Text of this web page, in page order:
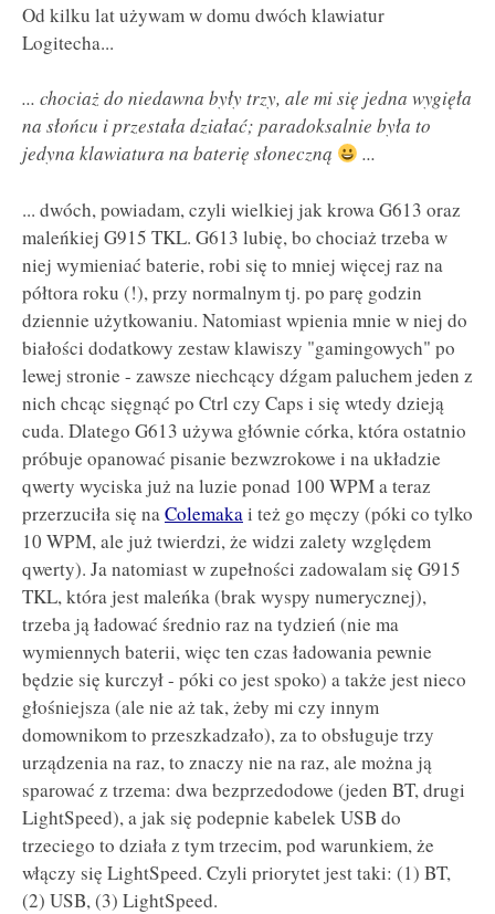
Od kilku lat używam w domu dwóch klawiatur
Logitecha...
... chociaż do niedawna były trzy, ale mi się jedna wygięła
na słońcu i przestała działać; paradoksalnie była to
jedyna klawiatura na baterię słoneczną
...
... dwóch, powiadam, czyli wielkiej jak krowa G613 oraz
maleńkiej G915 TKL. G613 lubię, bo chociaż trzeba w
niej wymieniać baterie, robi się to mniej więcej raz na
półtora roku (!), przy normalnym tj. po parę godzin
dziennie użytkowaniu. Natomiast wpienia mnie w niej do
białości dodatkowy zestaw klawiszy "gamingowych" po
lewej stronie - zawsze niechcący dźgam paluchem jeden z
nich chcąc sięgnąć po Ctrl czy Caps i się wtedy dzieją
cuda. Dlatego G613 używa głównie córka, która ostatnio
próbuje opanować pisanie bezwzrokowe i na układzie
qwerty wyciska już na luzie ponad 100 WPM a teraz
przerzuciła się naColemakai też go męczy (póki co tylko
10 WPM, ale już twierdzi, że widzi zalety względem
qwerty). Ja natomiast w zupełności zadowalam się G915
TKL, która jest maleńka (brak wyspy numerycznej),
trzeba ją ładować średnio raz na tydzień (nie ma
wymiennych baterii, więc ten czas ładowania pewnie
będzie się kurczył - póki co jest spoko) a także jest nieco
głośniejsza (ale nie aż tak, żeby mi czy innym
domownikom to przeszkadzało), za to obsługuje trzy
urządzenia na raz, to znaczy nie na raz, ale można ją
sparować z trzema: dwa bezprzedodowe (jeden BT, drugi
LightSpeed), a jak się podepnie kabelek USB do
trzeciego to działa z tym trzecim, pod warunkiem, że
włączy się LightSpeed. Czyli priorytet jest taki: (1) BT,
(2) USB, (3) LightSpeed.